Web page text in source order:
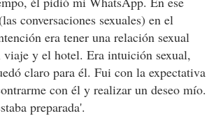
conversaciones sexuales) en el
era tener una relación sexual
y el hotel. Era intuición sexual,
claro para él. Fui con la expectativa
con él y realizar un deseo mío.
preparada'.